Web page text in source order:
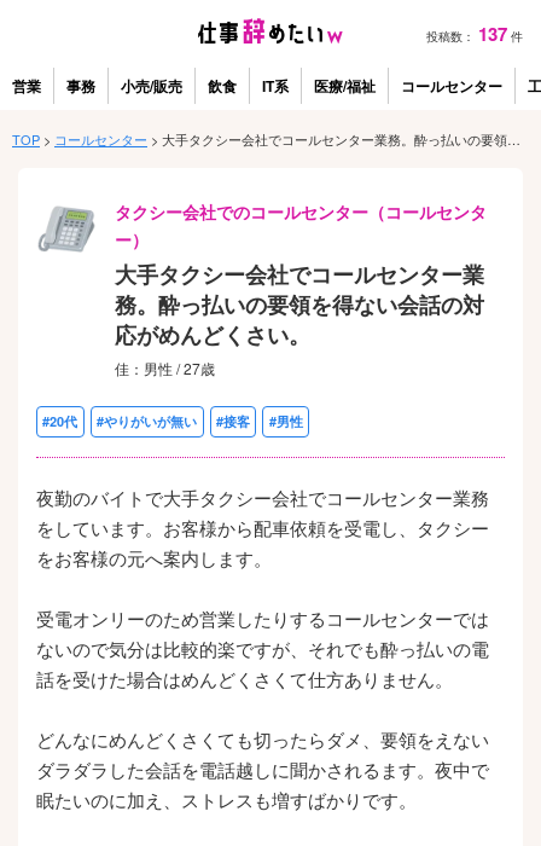
投稿数： 137 件
営業 事務 小売/販売 飲食 IT系 医療/福祉 コールセンター
TOP > コールセンター > 大手タクシー会社でコールセンター業務。酔っ払いの要領を得ない会話の対応がめんどくさい。
タクシー会社でのコールセンター（コールセンタ
ー）
大手タクシー会社でコールセンター業
務。酔っ払いの要領を得ない会話の対
応がめんどくさい。
佳：男性 / 27歳
#20代 #やりがいが無い #接客 #男性
夜勤のバイトで大手タクシー会社でコールセンター業務
をしています。お客様から配車依頼を受電し、タクシー
をお客様の元へ案内します。
受電オンリーのため営業したりするコールセンターでは
ないので気分は比較的楽ですが、それでも酔っ払いの電
話を受けた場合はめんどくさくて仕方ありません。
どんなにめんどくさくても切ったらダメ、要領をえない
ダラダラした会話を電話越しに聞かされるます。夜中で
眠たいのに加え、ストレスも増すばかりです。